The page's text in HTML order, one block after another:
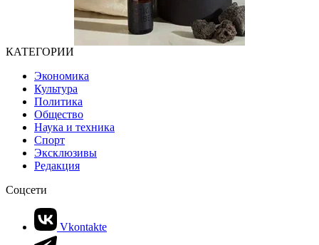
КАТЕГОРИИ
Экономика
Культура
Политика
Общество
Наука и техника
Спорт
Эксклюзивы
Редакция
Соцсети
Vkontakte